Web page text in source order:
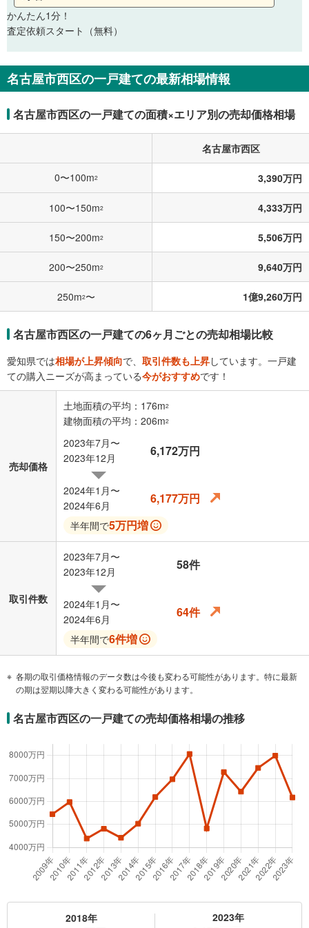
かんたん1分！
査定依頼スタート（無料）
名古屋市西区の一戸建ての最新相場情報
名古屋市西区の一戸建ての面積×エリア別の売却価格相場
名古屋市西区
0〜100m2 3,390万円
100〜150m2 4,333万円
150〜200m2 5,506万円
200〜250m2 9,640万円
250m2〜 1億9,260万円
名古屋市西区の一戸建ての6ヶ月ごとの売却相場比較
愛知県では相場が上昇傾向で、 取引件数も上昇しています。一戸建
ての購入ニーズが高まっている今がおすすめです！
売却価格
土地面積の平均：176m2
建物面積の平均：206m2
2023年7月〜
2023年12月
6,172万円
2024年1月〜
2024年6月
6,177万円
半年間で5万円増
取引件数
2023年7月〜
2023年12月
58件
2024年1月〜
2024年6月
64件
半年間で6件増
各期の取引価格情報のデータ数は今後も変わる可能性があります。特に最新
の期は翌期以降大きく変わる可能性があります。
名古屋市西区の一戸建ての売却価格相場の推移
2018年 2023年